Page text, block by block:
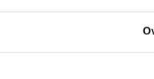
ruis in iedere situatie.
naar een 8